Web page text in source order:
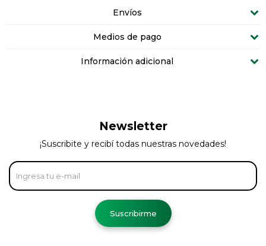
Envíos
Medios de pago
Información adicional
Newsletter
¡Suscribite y recibí todas nuestras novedades!
Suscribirme